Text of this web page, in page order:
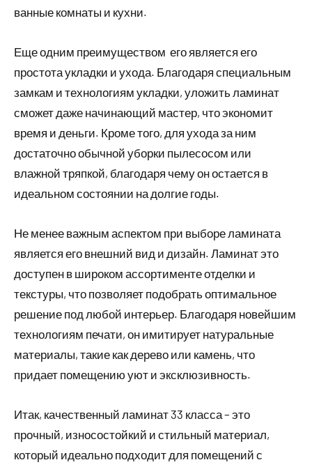
ванные комнаты и кухни.
Еще одним преимуществом его является его
простота укладки и ухода. Благодаря специальным
замкам и технологиям укладки, уложить ламинат
сможет даже начинающий мастер, что экономит
время и деньги. Кроме того, для ухода за ним
достаточно обычной уборки пылесосом или
влажной тряпкой, благодаря чему он остается в
идеальном состоянии на долгие годы.
Не менее важным аспектом при выборе ламината
является его внешний вид и дизайн. Ламинат это
доступен в широком ассортименте отделки и
текстуры, что позволяет подобрать оптимальное
решение под любой интерьер. Благодаря новейшим
технологиям печати, он имитирует натуральные
материалы, такие как дерево или камень, что
придает помещению уют и эксклюзивность.
Итак, качественный ламинат 33 класса – это
прочный, износостойкий и стильный материал,
который идеально подходит для помещений с